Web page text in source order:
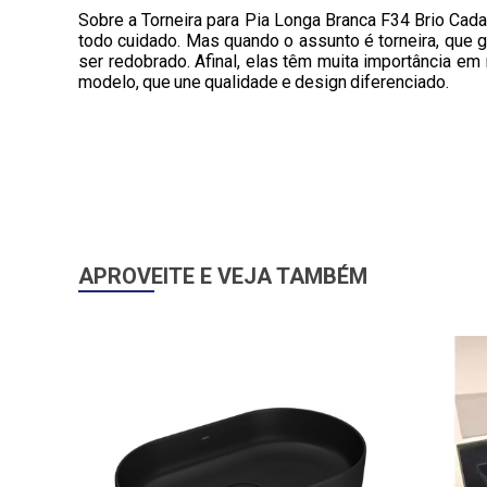
Sobre a Torneira para Pia Longa Branca F34 Brio
todo cuidado. Mas quando o assunto é torneira, que
ser redobrado. Afinal, elas têm muita importância
modelo, que une qualidade e design diferenciado.
APROVEITE E VEJA TAMBÉM